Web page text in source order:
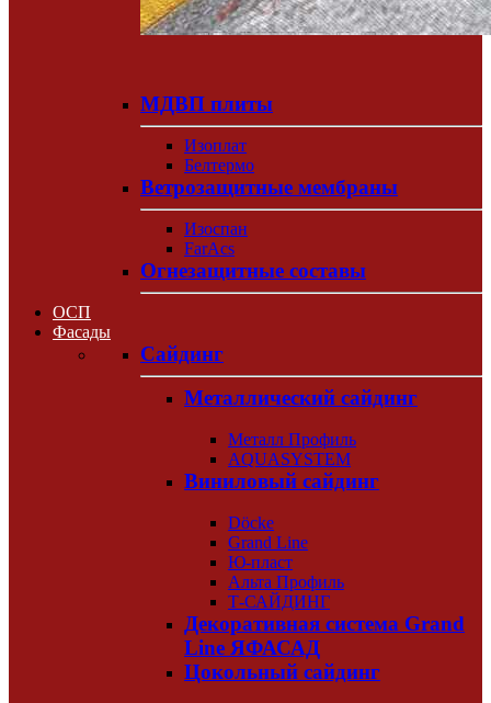
МДВП плиты
Изоплат
Белтермо
Ветрозащитные мембраны
Изоспан
FarAcs
Огнезащитные составы
ОСП
Фасады
Сайдинг
Металлический сайдинг
Металл Профиль
AQUASYSTEM
Виниловый сайдинг
Döcke
Grand Line
Ю-пласт
Альта Профиль
Т-САЙДИНГ
Декоративная система Grand
Line ЯФАСАД
Цокольный сайдинг